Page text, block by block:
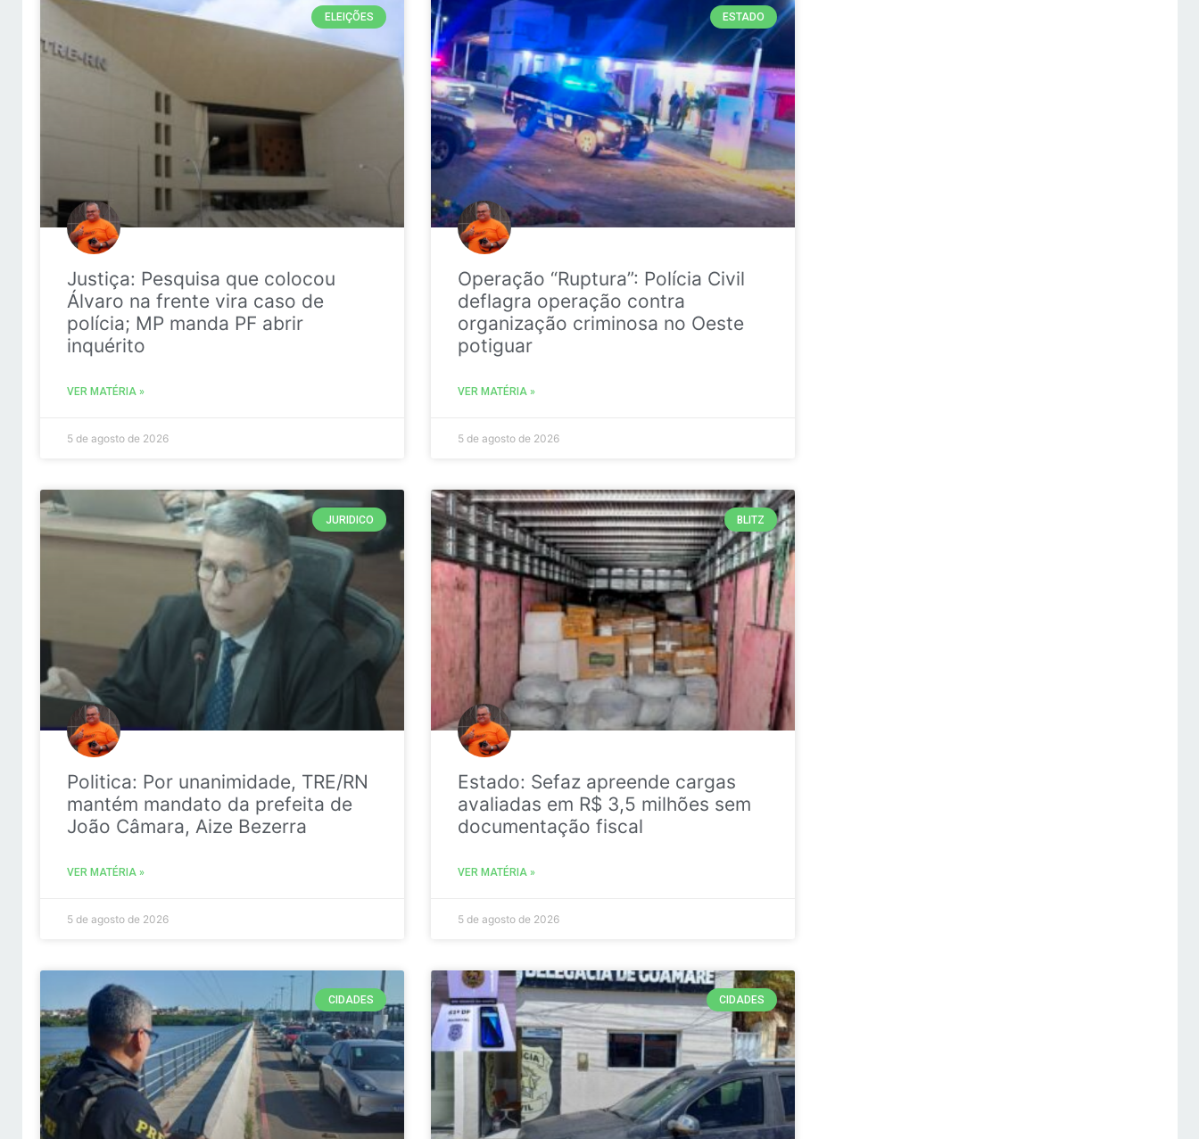
ELEIÇÕES
Justiça: Pesquisa que colocou
Álvaro na frente vira caso de
polícia; MP manda PF abrir
inquérito
VER MATÉRIA »
5 de agosto de 2026
ESTADO
Operação “Ruptura”: Polícia Civil
deflagra operação contra
organização criminosa no Oeste
potiguar
VER MATÉRIA »
5 de agosto de 2026
JURIDICO
Politica: Por unanimidade, TRE/RN
mantém mandato da prefeita de
João Câmara, Aize Bezerra
VER MATÉRIA »
5 de agosto de 2026
BLITZ
Estado: Sefaz apreende cargas
avaliadas em R$ 3,5 milhões sem
documentação fiscal
VER MATÉRIA »
5 de agosto de 2026
CIDADES CIDADES